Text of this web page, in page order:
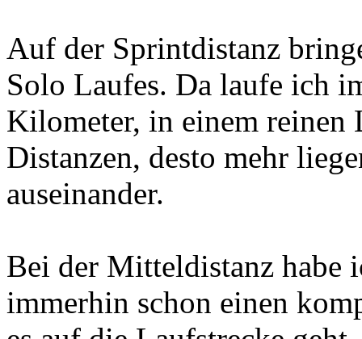
Auf der Sprintdistanz
Solo Laufes. Da laufe ich
Kilometer, in einem reinen
Distanzen, desto mehr
auseinander.
Bei der Mitteldistanz habe
immerhin schon einen